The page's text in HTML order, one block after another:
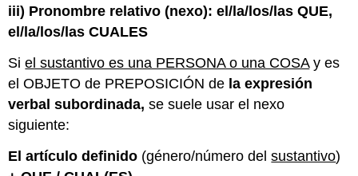
iii) Pronombre relativo (nexo): el/la/los/las QUE,
el/la/los/las CUALES
Siel sustantivo es una PERSONA o una COSAy es
el OBJETO de PREPOSICIÓN de la expresión
verbal subordinada,se suele usar el nexo
siguiente:
El artículo definido (género/número delsustantivo)